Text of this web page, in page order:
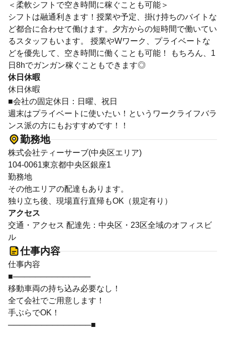
＜柔軟シフトで空き時間に稼ぐことも可能＞
シフトは融通利きます！授業や予定、掛け持ちのバイトな
ど都合に合わせて働けます。夕方からの短時間で働いてい
るスタッフもいます。 授業やWワーク、プライベートな
どを優先して、空き時間に働くことも可能！ もちろん、1
日8hでガンガン稼ぐこともできます◎
休日休暇
休日休暇
■会社の固定休日：日曜、祝日
週末はプライベートに使いたい！というワークライフバラ
ンス派の方にもおすすめです！！
勤務地
株式会社ティーサーブ(中央区エリア)
104-0061東京都中央区銀座1
勤務地
その他エリアの配達もあります。
独り立ち後、現場直行直帰もOK（規定有り）
アクセス
交通・アクセス 配達先：中央区・23区全域のオフィスビ
ル
仕事内容
仕事内容
■──────────────
移動車両の持ち込み必要なし！
全て会社でご用意します！
手ぶらでOK！
───────────────■